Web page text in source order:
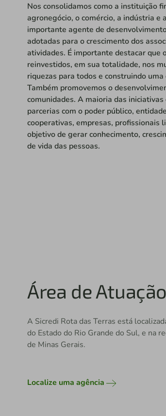
Nos consolidamos como a instituição
agronegócio, o comércio, a indústria e
importante agente de
adotadas para o crescimento dos
atividades. É importante destacar que
reinvestidos, em sua totalidade, nos
riquezas para todos e construindo
Também promovemos o
comunidades. A maioria das
parcerias com o poder público,
cooperativas, empresas, profissionais
objetivo de gerar conhecimento,
de vida das pessoas.
Área de Atuação
A Sicredi Rota das Terras está
do Estado do Rio Grande do Sul, e na
de Minas Gerais.
Localize uma agência